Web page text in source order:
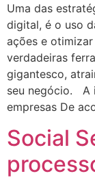
Uma das
digital, é o uso
ações e
verdadeiras
gigantesco,
seu negócio. A
empresas De
Social